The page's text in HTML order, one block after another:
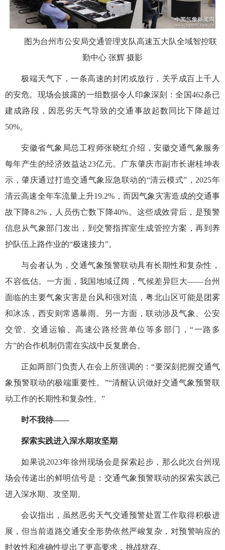
图为台州市公安局交通管理支队高速五大队全域智控联
勤中心 张辉 摄影
极端天气下，一条高速的封闭或放行，关乎成百上千人
的安危。现场会披露的一组数据令人印象深刻：全国462条已
建成路段，因恶劣天气导致的交通事故起数同比下降超过
50%。
安徽省气象局总工程师张晓红介绍，安徽交通气象服务
每年产生的经济效益达23亿元。广东肇庆市副市长谢桂坤表
示，肇庆通过打造交通气象应急联动的“清云模式”，2025年
清云高速全年车流量上升19.2%，而因气象灾害造成的交通事
故下降8.2%，人员伤亡数下降40%。这些成效背后，是预警
信息从气象部门发出，到交警指挥室生成管控方案，再到养
护队伍上路作业的“极速接力”。
与会者认为，交通气象预警联动具有长期性和复杂性，
不容低估。一方面，我国地域辽阔，气候差异巨大——台州
面临的主要气象灾害是台风和强对流，粤北山区可能是团雾
和冰冻，西安则常遇暴雨。另一方面，联动涉及气象、公安
交管、交通运输、高速公路经营单位等多部门，“一路多
方”的合作机制仍需在实战中反复磨合。
正如两部门负责人在会上所强调的：“要深刻把握交通气
象预警联动的极端重要性。”“清醒认识做好交通气象预警联
动工作的长期性和复杂性。”
时不我待——
探索实践进入深水期攻坚期
如果说2023年徐州现场会是探索起步，那么此次台州现
场会传递出的鲜明信号是：交通气象预警联动的探索实践已
进入深水期、攻坚期。
会议指出，虽然恶劣天气交通预警处置工作取得积极进
展，但当前道路交通安全形势依然严峻复杂，对预警响应的
时效性和准确性提出了更高要求，挑战犹存。